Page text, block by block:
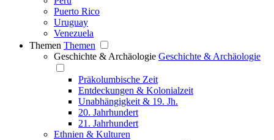
Puerto Rico
Uruguay
Venezuela
Themen Themen
Geschichte & Archäologie Geschichte & Archäologie
Präkolumbische Zeit
Entdeckungen & Kolonialzeit
Unabhängigkeit & 19. Jh.
20. Jahrhundert
21. Jahrhundert
Ethnien & Kulturen